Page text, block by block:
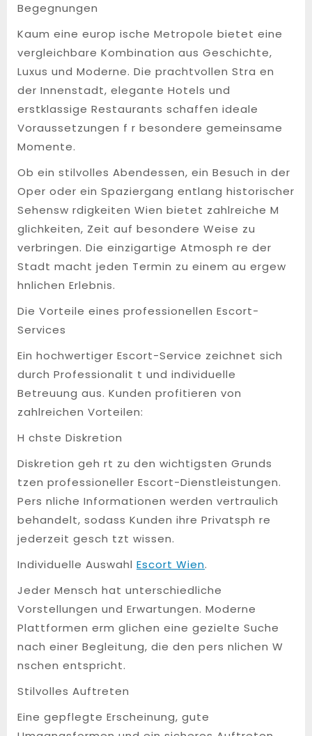
Begegnungen
Kaum eine europ ische Metropole bietet eine
vergleichbare Kombination aus Geschichte,
Luxus und Moderne. Die prachtvollen Stra en
der Innenstadt, elegante Hotels und
erstklassige Restaurants schaffen ideale
Voraussetzungen f r besondere gemeinsame
Momente.
Ob ein stilvolles Abendessen, ein Besuch in der
Oper oder ein Spaziergang entlang historischer
Sehensw rdigkeiten Wien bietet zahlreiche M
glichkeiten, Zeit auf besondere Weise zu
verbringen. Die einzigartige Atmosph re der
Stadt macht jeden Termin zu einem au ergew
hnlichen Erlebnis.
Die Vorteile eines professionellen Escort-
Services
Ein hochwertiger Escort-Service zeichnet sich
durch Professionalit t und individuelle
Betreuung aus. Kunden profitieren von
zahlreichen Vorteilen:
H chste Diskretion
Diskretion geh rt zu den wichtigsten Grunds
tzen professioneller Escort-Dienstleistungen.
Pers nliche Informationen werden vertraulich
behandelt, sodass Kunden ihre Privatsph re
jederzeit gesch tzt wissen.
Individuelle Auswahl Escort Wien.
Jeder Mensch hat unterschiedliche
Vorstellungen und Erwartungen. Moderne
Plattformen erm glichen eine gezielte Suche
nach einer Begleitung, die den pers nlichen W
nschen entspricht.
Stilvolles Auftreten
Eine gepflegte Erscheinung, gute